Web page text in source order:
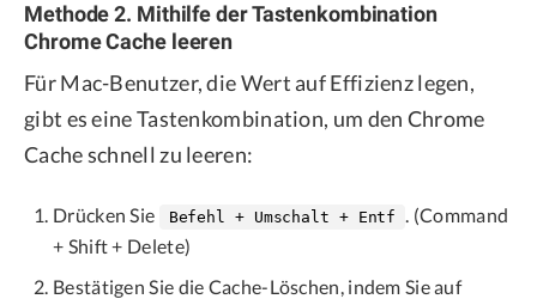
Methode 2. Mithilfe der Tastenkombination
Chrome Cache leeren
Für Mac-Benutzer, die Wert auf Effizienz legen,
gibt es eine Tastenkombination, um den Chrome
Cache schnell zu leeren:
Drücken Sie Befehl + Umschalt + Entf
. (Command
+ Shift + Delete)
Bestätigen Sie die Cache-Löschen, indem Sie auf